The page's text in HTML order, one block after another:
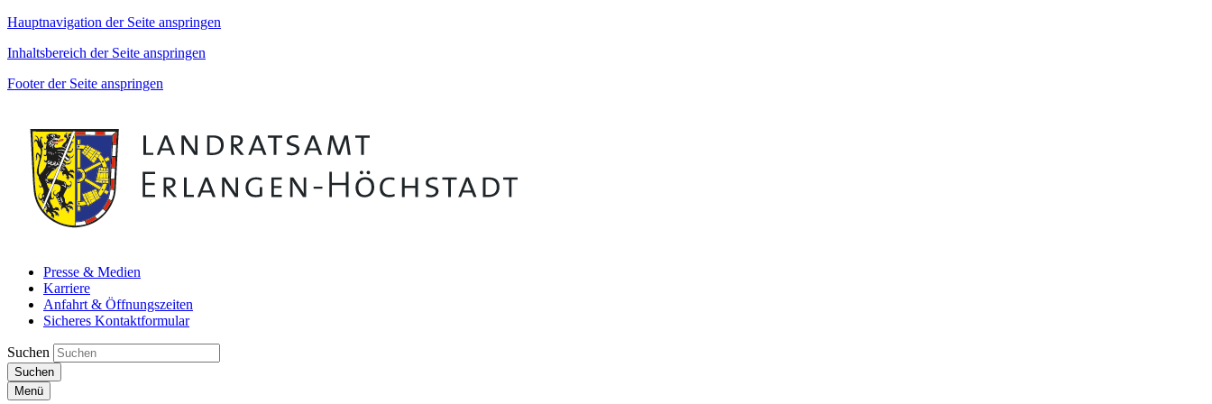
Hauptnavigation der Seite anspringen
Inhaltsbereich der Seite anspringen
Footer der Seite anspringen
Presse & Medien
Karriere
Anfahrt & Öffnungszeiten
Sicheres Kontaktformular
Suchen
Suchen
Menü